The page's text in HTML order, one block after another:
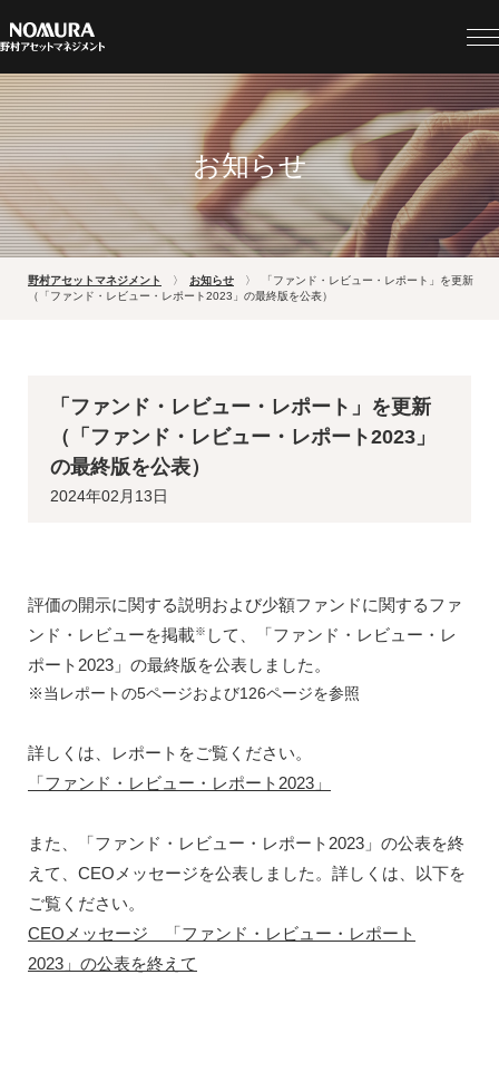
お知らせ
野村アセットマネジメント お知らせ
「ファンド・レビュー・レポート」を更新
（「ファンド・レビュー・レポート2023」の最終版を公表）
「ファンド・レビュー・レポート」を更新
（「ファンド・レビュー・レポート2023」
の最終版を公表）
2024年02月13日
評価の開示に関する説明および少額ファンドに関するファ
ンド・レビューを掲載※ して、「ファンド・レビュー・レ
ポート 2023 」の最終版を公表しました。
※当レポートの5ページおよび126ページを参照
詳しくは、レポートをご覧ください。
「ファンド・レビュー・レポート2023」
また、「ファンド・レビュー・レポート 2023 」の公表を終
えて、 CEO メッセージを公表しました。詳しくは、以下を
ご覧ください。
CEOメッセージ 「ファンド・レビュー・レポート
2023」の公表を終えて